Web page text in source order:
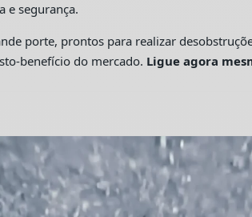
e segurança.
porte, prontos para realizar
benefício do mercado. Ligue agora